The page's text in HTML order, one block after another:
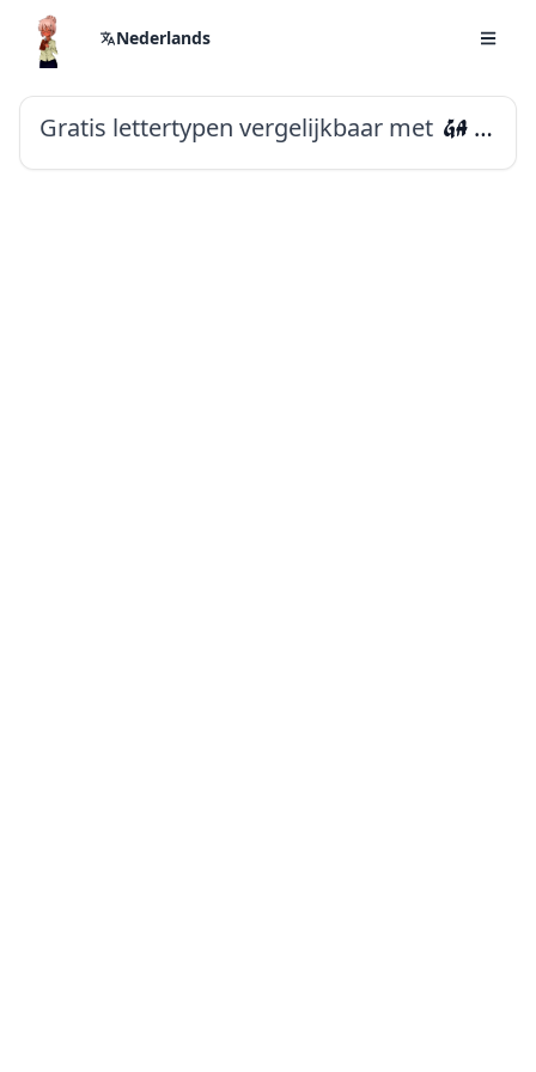
Nederlands
Gratis lettertypen vergelijkbaar met Ga Maamli